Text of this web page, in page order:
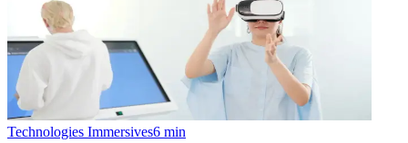
Technologies Immersives6 min